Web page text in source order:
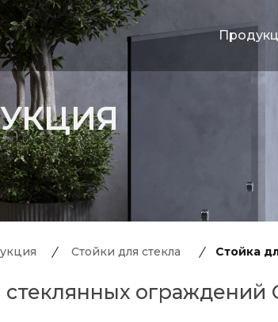
Стойки для стекла Стойка
стеклянных ограждений